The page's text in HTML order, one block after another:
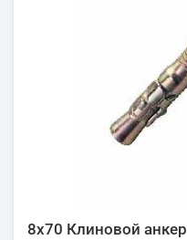
8х70 Клиновой анкер